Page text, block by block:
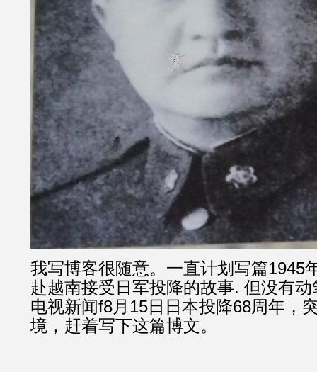
我写博客很随意。一直计划写篇1945
赴越南接受日军投降的故事. 但没有
电视新闻f8月15日日本投降68周年，
境，赶着写下这篇博文。